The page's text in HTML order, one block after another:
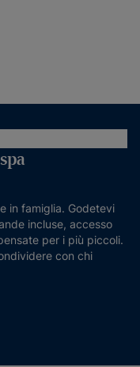
in famiglia. Godetevi
incluse, accesso
per i più piccoli.
con chi